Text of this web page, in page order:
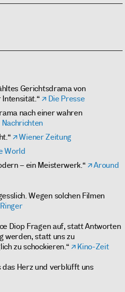
Gerichtsdrama von
Die Presse
nach einer wahren
Wiener Zeitung
World
– ein Meisterwerk.“
Around
Wegen solchen Filmen
Diop Fragen auf, statt Antworten
werden, statt uns zu
zu schockieren.“
Kino-Zeit
das Herz und verblüfft uns